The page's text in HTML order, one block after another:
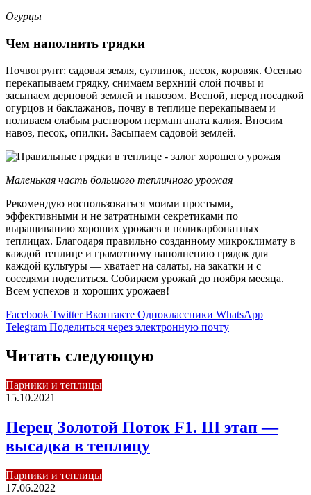
Огурцы
Чем наполнить грядки
Почвогрунт: садовая земля, суглинок, песок, коровяк. Осенью
перекапываем грядку, снимаем верхний слой почвы и
засыпаем дерновой землей и навозом. Весной, перед посадкой
огурцов и баклажанов, почву в теплице перекапываем и
поливаем слабым раствором перманганата калия. Вносим
навоз, песок, опилки. Засыпаем садовой землей.
Маленькая часть большого тепличного урожая
Рекомендую воспользоваться моими простыми,
эффективными и не затратными секретиками по
выращиванию хороших урожаев в поликарбонатных
теплицах. Благодаря правильно созданному микроклимату в
каждой теплице и грамотному наполнению грядок для
каждой культуры — хватает на салаты, на закатки и с
соседями поделиться. Собираем урожай до ноября месяца.
Всем успехов и хороших урожаев!
Facebook Twitter Вконтакте Одноклассники WhatsApp
Telegram Поделиться через электронную почту
Читать следующую
Парники и теплицы
15.10.2021
Перец Золотой Поток F1. III этап —
высадка в теплицу
Парники и теплицы
17.06.2022